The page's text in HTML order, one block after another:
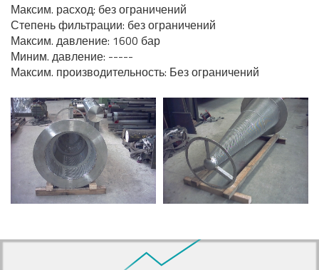
Максим. расход: без ограничений
Степень фильтрации: без ограничений
Максим. давление: 1600 бар
Миним. давление: -----
Максим. производительность: Без ограничений